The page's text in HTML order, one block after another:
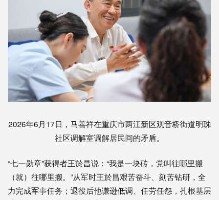
2026年6月17日，马善祥在重庆市两江新区观音桥街道明珠
社区调解室调解居民间的矛盾。
“七一勋章”获得者王於昌说：“我是一块砖，党叫往哪里搬
（就）往哪里搬。”从军时王於昌艰苦奋斗、刻苦钻研，全
力完成军事任务；退役后他谦逊低调、任劳任怨，扎根基层